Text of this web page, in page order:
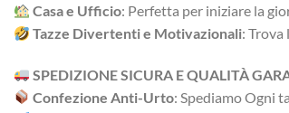
Casa e Ufficio: Perfetta per iniziare la
Tazze Divertenti e Motivazionali:
SPEDIZIONE SICURA E QUALITÀ
Confezione Anti-Urto: Spediamo Ogni